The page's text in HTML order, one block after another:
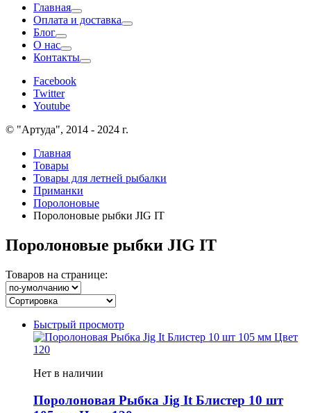
Главная
Оплата и доставка
Блог
О нас
Контакты
Facebook
Twitter
Youtube
© "Артуда", 2014 - 2024 г.
Главная
Товары
Товары для летней рыбалки
Приманки
Поролоновые
Поролоновые рыбки JIG IT
Поролоновые рыбки JIG IT
Товаров на странице:
Быстрый просмотр
Нет в наличии
Поролоновая Рыбка Jig It Блистер 10 шт